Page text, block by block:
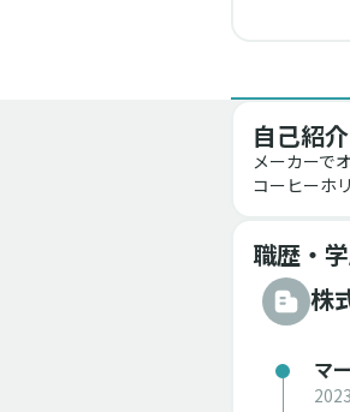
自己紹介
メーカーで
コーヒーホ
職歴・
株
マ